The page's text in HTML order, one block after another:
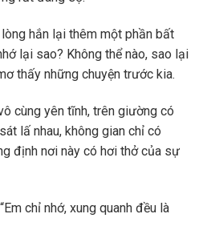
hắn lại thêm một phần bất
lại sao? Không thể nào, sao lại
thấy những chuyện trước kia.
cùng yên tĩnh, trên giường có
lấ nhau, không gian chỉ có
định nơi này có hơi thở của sự
chỉ nhớ, xung quanh đều là